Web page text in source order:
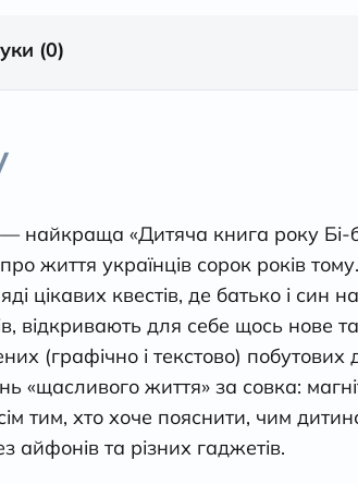
(0)
найкраща «Дитяча книга року Бі-
життя українців сорок років
цікавих квестів, де батько і син
відкривають для себе щось нове
(графічно і текстово) побутових
«щасливого життя» за совка:
тим, хто хоче пояснити, чим
айфонів та різних гаджетів.